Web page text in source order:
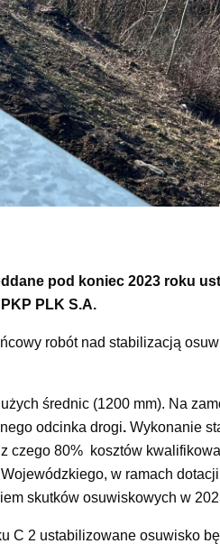
pod koniec 2023 roku
PLK S.A.
robót nad stabilizacją
średnic (1200 mm). Na
odcinka drogi. Wykonanie
czego 80% kosztów
w ramach
skutków osuwiskowych w
C 2 ustabilizowane osuwisko